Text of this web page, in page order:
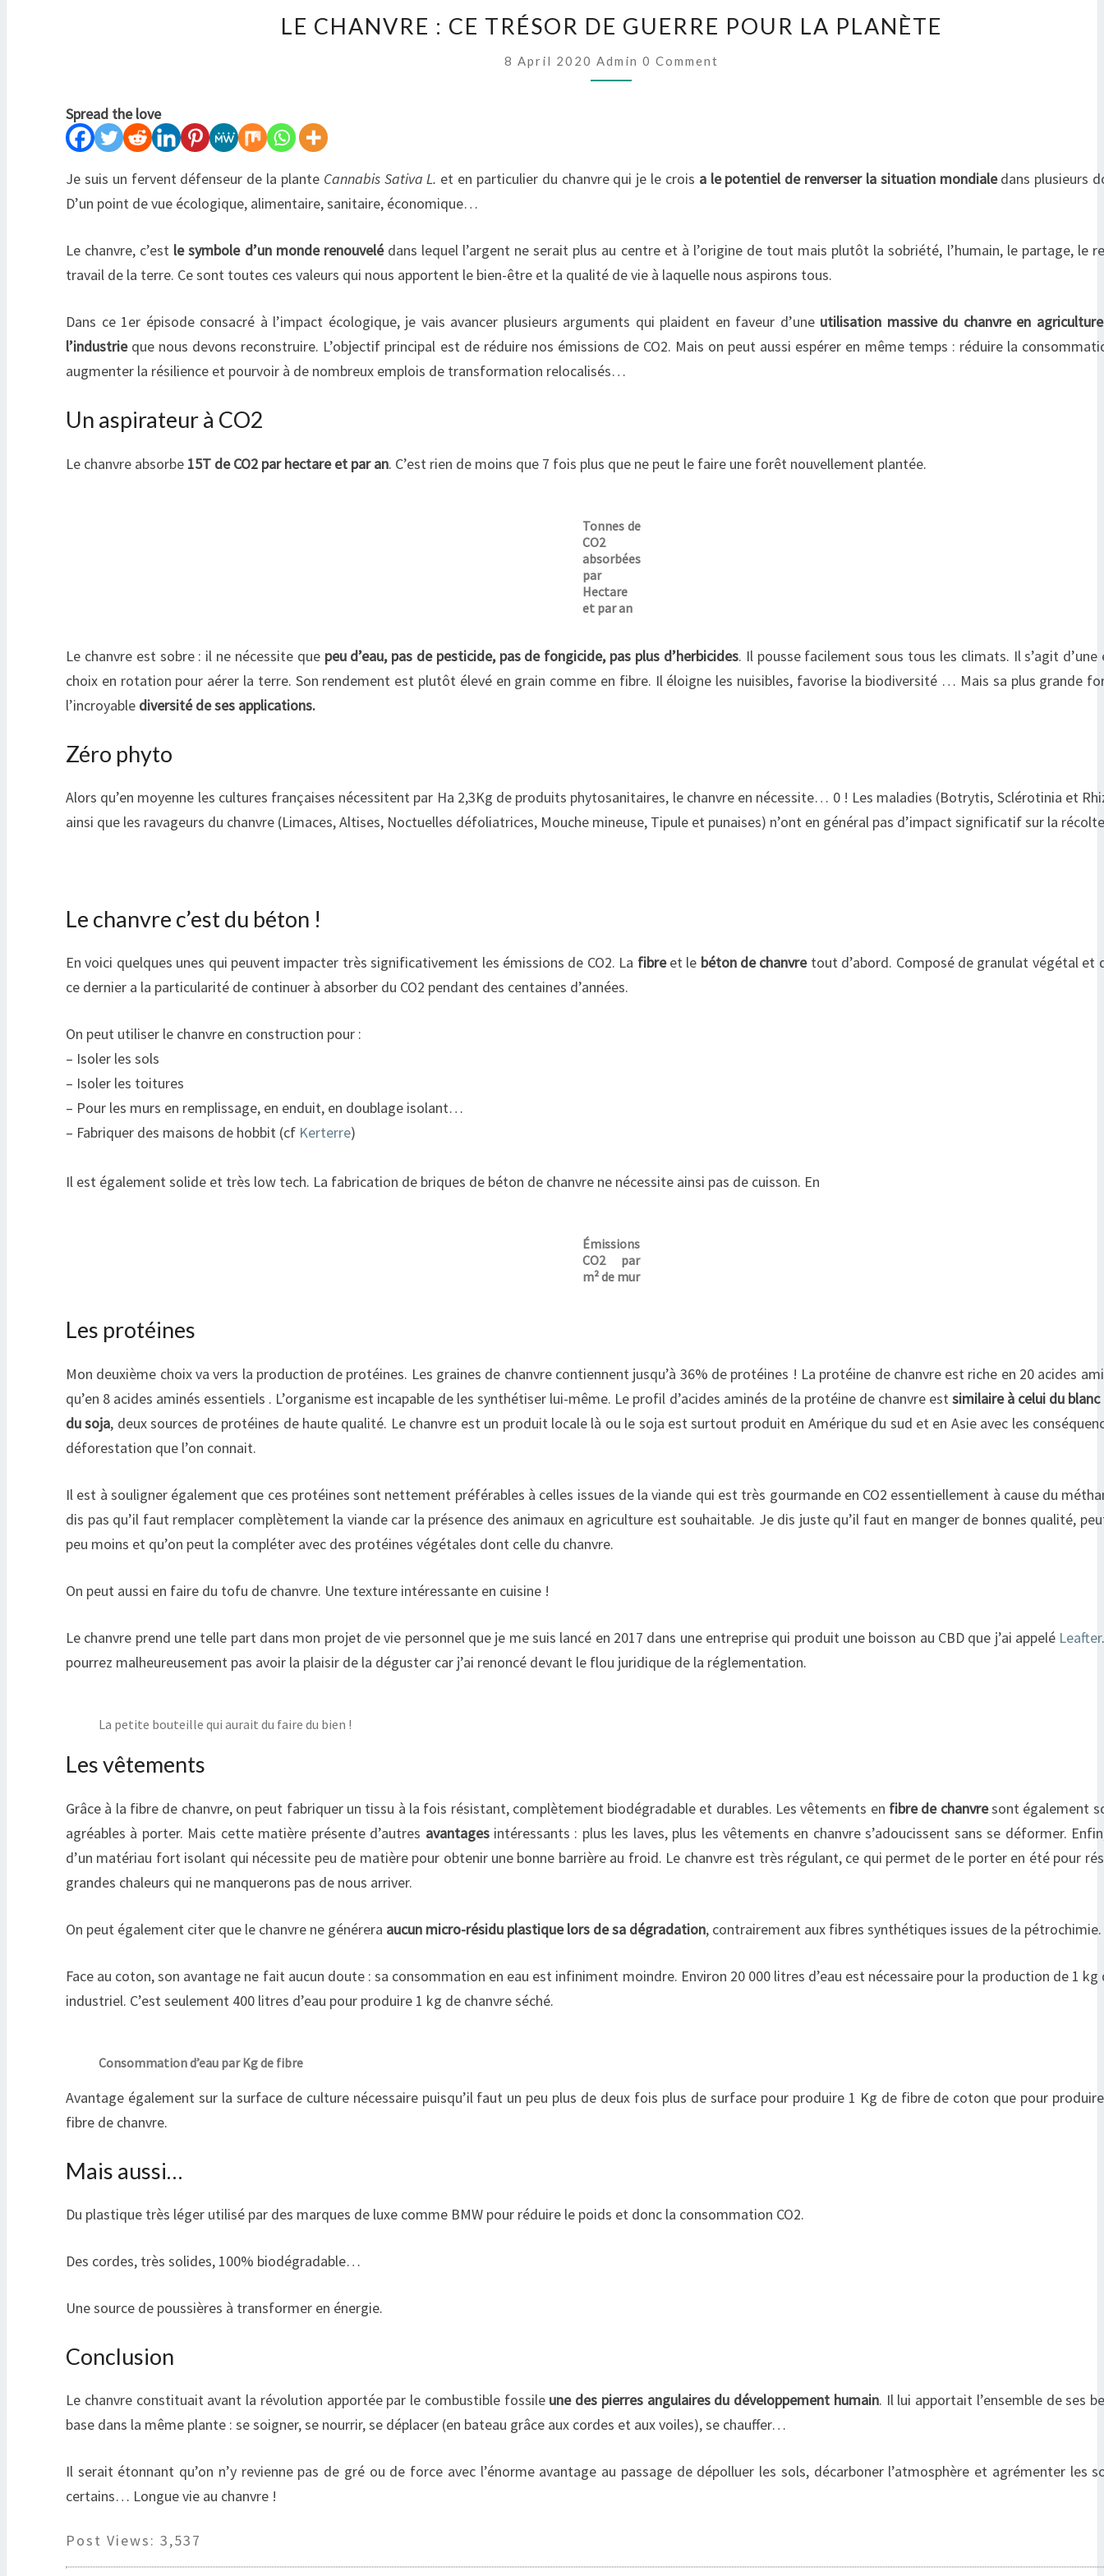
CHANVRE
:
CE
TRÉSOR
PLANÈTE
LE CHANVRE : CE TRÉSOR DE GUERRE POUR LA PLANÈTE
8 April 2020 Admin Comments
0 Comment
Spread the love
Je suis un fervent défenseur de la plante Cannabis Sativa L. et en particulier du chanvre qui je le crois a le potentiel de renverser la situation mondialedans plusieurs
D’un point de vue écologique, alimentaire, sanitaire, économique…
Le chanvre, c’est le symbole d’un monde renouvelédans lequel l’argent ne serait plus au centre et à l’origine de tout mais plutôt la sobriété, l’humain, le partage, le
travail de la terre. Ce sont toutes ces valeurs qui nous apportent le bien-être et la qualité de vie à laquelle nous aspirons tous.
Dans ce 1er épisode consacré à l’impact écologique, je vais avancer plusieurs arguments qui plaident en faveur d’une utilisation massive du chanvre en
l’industrie que nous devons reconstruire. L’objectif principal est de réduire nos émissions de CO2. Mais on peut aussi espérer en même temps : réduire la
augmenter la résilience et pourvoir à de nombreux emplois de transformation relocalisés…
Un aspirateur à CO2
Le chanvre absorbe 15T de CO2 par hectare et par an. C’est rien de moins que 7 fois plus que ne peut le faire une forêt nouvellement plantée.
Tonnes de
CO2
absorbées
par
Hectare
et par an
Le chanvre est sobre : il ne nécessite que peu d’eau, pas de pesticide, pas de fongicide, pas plus d’herbicides. Il pousse facilement sous tous les climats. Il s’agit d’une
choix en rotation pour aérer la terre. Son rendement est plutôt élevé en grain comme en fibre. Il éloigne les nuisibles, favorise la biodiversité … Mais sa plus grande
l’incroyable diversité de ses applications.
Zéro phyto
Alors qu’en moyenne les cultures françaises nécessitent par Ha 2,3Kg de produits phytosanitaires, le chanvre en nécessite… 0 ! Les maladies (Botrytis, Sclérotinia et
ainsi que les ravageurs du chanvre (Limaces, Altises, Noctuelles défoliatrices, Mouche mineuse, Tipule et punaises) n’ont en général pas d’impact significatif sur la
Le chanvre c’est du béton !
En voici quelques unes qui peuvent impacter très significativement les émissions de CO2. La fibreet le béton de chanvretout d’abord. Composé de granulat végétal et
ce dernier a la particularité de continuer à absorber du CO2 pendant des centaines d’années.
On peut utiliser le chanvre en construction pour :
– Isoler les sols
– Isoler les toitures
– Pour les murs en remplissage, en enduit, en doublage isolant…
– Fabriquer des maisons de hobbit (cf Kerterre)
Il est également solide et très low tech. La fabrication de briques de béton de chanvre ne nécessite ainsi pas de cuisson. En
Émissions
CO2 par
m² de mur
Les protéines
Mon deuxième choix va vers la production de protéines. Les graines de chanvre contiennent jusqu’à 36% de protéines ! La protéine de chanvre est riche en 20 acides
qu’en 8 acides aminés essentiels . L’organisme est incapable de les synthétiser lui-même. Le profil d’acides aminés de la protéine de chanvre estsimilaire à celui du
du soja, deux sources de protéines de haute qualité. Le chanvre est un produit locale là ou le soja est surtout produit en Amérique du sud et en Asie avec les
déforestation que l’on connait.
Il est à souligner également que ces protéines sont nettement préférables à celles issues de la viande qui est très gourmande en CO2 essentiellement à cause du
dis pas qu’il faut remplacer complètement la viande car la présence des animaux en agriculture est souhaitable. Je dis juste qu’il faut en manger de bonnes qualité,
peu moins et qu’on peut la compléter avec des protéines végétales dont celle du chanvre.
On peut aussi en faire du tofu de chanvre. Une texture intéressante en cuisine !
Le chanvre prend une telle part dans mon projet de vie personnel que je me suis lancé en 2017 dans une entreprise qui produit une boisson au CBD que j’ai appelé Leafter
pourrez malheureusement pas avoir la plaisir de la déguster car j’ai renoncé devant le flou juridique de la réglementation.
La petite bouteille qui aurait du faire du bien !
Les vêtements
Grâce à la fibre de chanvre, on peut fabriquer un tissu à la fois résistant, complètement biodégradable et durables. Les vêtements en fibre de chanvresont également
agréables à porter. Mais cette matière présente d’autres avantagesintéressants : plus les laves, plus les vêtements en chanvre s’adoucissent sans se déformer.
d’un matériau fort isolant qui nécessite peu de matière pour obtenir une bonne barrière au froid. Le chanvre est très régulant, ce qui permet de le porter en été pour
grandes chaleurs qui ne manquerons pas de nous arriver.
On peut également citer que le chanvre ne générera aucun micro-résidu plastique lors de sa dégradation, contrairement aux fibres synthétiques issues de la pétrochimie.
Face au coton, son avantage ne fait aucun doute : sa consommation en eau est infiniment moindre. Environ 20 000 litres d’eau est nécessaire pour la production de 1
industriel. C’est seulement 400 litres d’eau pour produire 1 kg de chanvre séché.
Consommation d’eau par Kg de fibre
Avantage également sur la surface de culture nécessaire puisqu’il faut un peu plus de deux fois plus de surface pour produire 1 Kg de fibre de coton que pour
fibre de chanvre.
Mais aussi…
Du plastique très léger utilisé par des marques de luxe comme BMW pour réduire le poids et donc la consommation CO2.
Des cordes, très solides, 100% biodégradable…
Une source de poussières à transformer en énergie.
Conclusion
Le chanvre constituait avant la révolution apportée par le combustible fossile une des pierres angulaires du développement humain. Il lui apportait l’ensemble de ses
base dans la même plante : se soigner, se nourrir, se déplacer (en bateau grâce aux cordes et aux voiles), se chauffer…
Il serait étonnant qu’on n’y revienne pas de gré ou de force avec l’énorme avantage au passage de dépolluer les sols, décarboner l’atmosphère et agrémenter les
certains… Longue vie au chanvre !
Post Views: 3,537